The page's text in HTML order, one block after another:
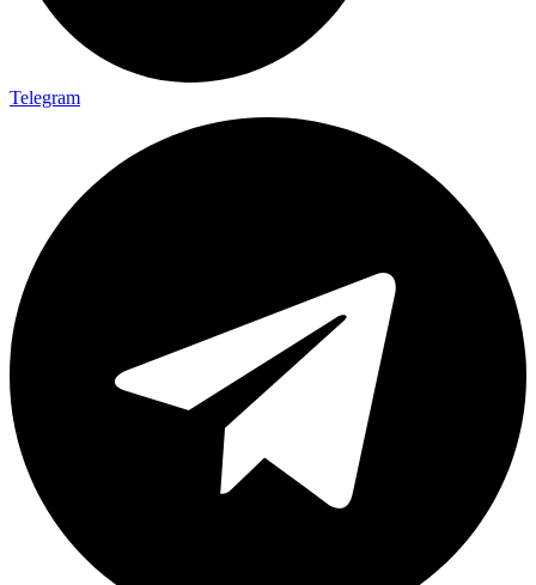
Telegram